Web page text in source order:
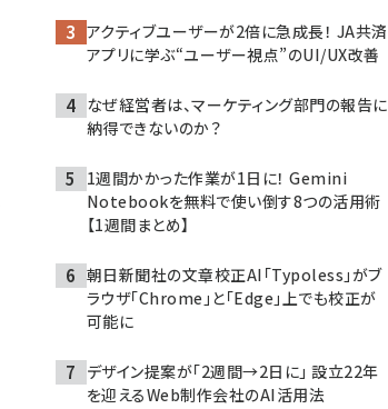
アクティブユーザーが2倍に急成長！ JA共済
アプリに学ぶ“ユーザー視点”のUI/UX改善
なぜ経営者は、マーケティング部門の報告に
納得できないのか？
1週間かかった作業が1日に！ Gemini
Notebookを無料で使い倒す8つの活用術
【1週間まとめ】
朝日新聞社の文章校正AI「Typoless」がブ
ラウザ「Chrome」と「Edge」上でも校正が
可能に
デザイン提案が「2週間→2日に」 設立22年
を迎えるWeb制作会社のAI活用法